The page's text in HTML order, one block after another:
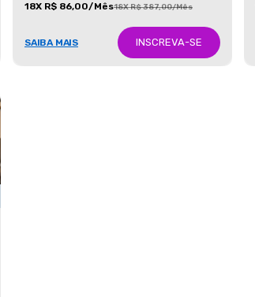
18X R$ 86,00/Mês18X R$ 387,00/Mês
SAIBA MAIS INSCREVA-SE